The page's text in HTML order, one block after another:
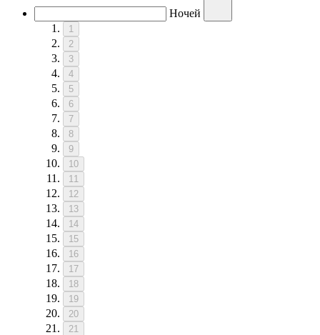
Ночей
1
2
3
4
5
6
7
8
9
10
11
12
13
14
15
16
17
18
19
20
21